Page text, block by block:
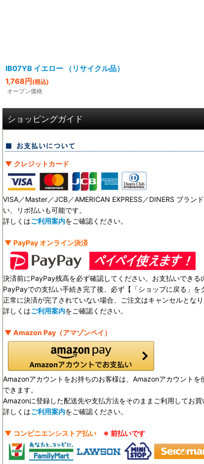
IB07YB イエロー （リサイクル品）
1,768 円 (税込)
オープン価格
ショッピングガイド
▼ クレジットカード
VISA／Master／JCB／AMERICAN EXPRESS／DINERS ブラン
い、リボ払いも可能です。
詳しくはご利用案内をご確認ください。
▼ PayPay オンライン決済
決済前にPayPay残高を必ず確認してください。お支払いできる
PayPayでの支払い手続き完了後、必ず【「ショップに戻る」を
正常に決済が完了されていない場合、ご注文はキャンセルとなり
詳しくはご利用案内をご確認ください。
▼ Amazon Pay（アマゾンペイ）
Amazonアカウントをお持ちのお客様は、Amazonアカウント
できます。
Amazonに登録した配送先や支払方法をそのままご利用してお買
詳しくはご利用案内をご確認ください。
▼ コンビニエンシストア払い ※ 前払いです